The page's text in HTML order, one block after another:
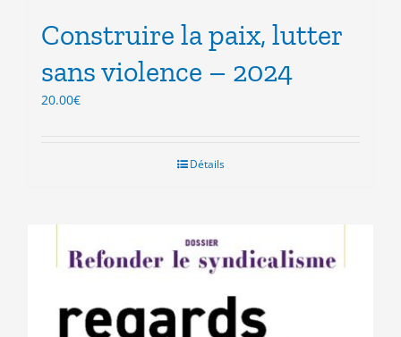
Construire la paix, lutter
sans violence – 2024
20.00€
Détails